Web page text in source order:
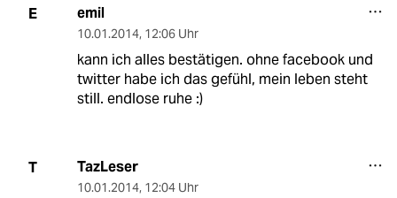
E emil
10.01.2014, 12:06 Uhr
kann ich alles bestätigen. ohne facebook und
twitter habe ich das gefühl, mein leben steht
still. endlose ruhe :)
T TazLeser
10.01.2014, 12:04 Uhr